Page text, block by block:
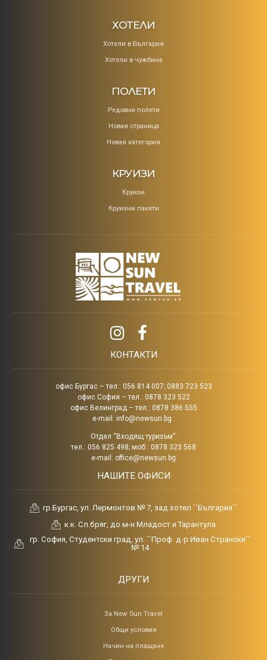
ХОТЕЛИ
Хотели в България
Хотели в чужбина
ПОЛЕТИ
Редовни полети
Новая страница
Новая категория
КРУИЗИ
Круизи
Круизни пакети
КОНТАКТИ
офис Бургас – тел.: 056 814 007; 0883 723 523
офис София – тел.: 0878 323 522
офис Велинград – тел.: 0878 386 555
e-mail: info@newsun.bg :
Отдел “Входящ туризъм”:
тел.: 056 825 498; моб.: 0878 323 568
e-mail: office@newsun.bg
НАШИТЕ ОФИСИ
гр.Бургас, ул. Лермонтов № 7, зад хотел ``България``
к.к. Сл.бряг, до м-н Младост и Тарантула
гр. София, Студентски град, ул. ``Проф. д-р Иван Странски``
№ 14
ДРУГИ
За New Sun Travel
Общи условия
Начин на плащане